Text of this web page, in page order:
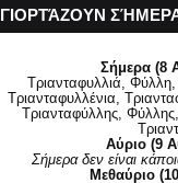
ΓΙΟΡΤΆΖΟΥΝ
Σήμερα (8
Τριανταφυλλιά,
Τριανταφυλλένια,
Τριανταφύλλης,
Αύριο (9
Σήμερα δεν είναι
Μεθαύριο